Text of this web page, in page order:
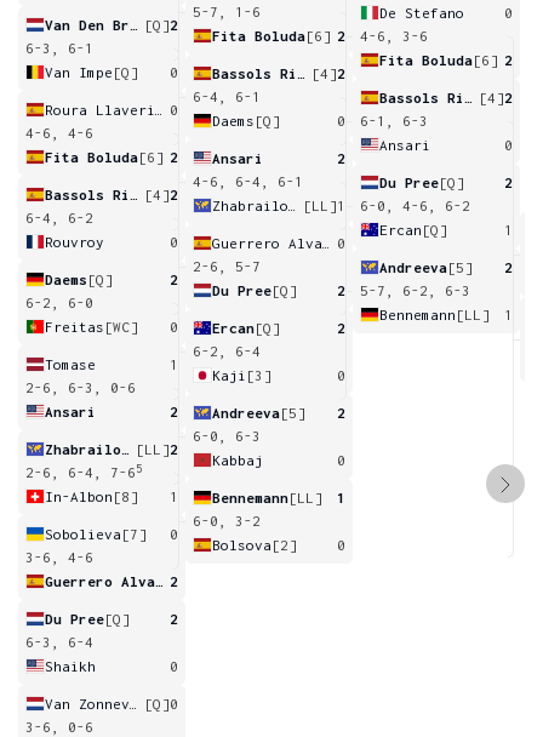
[Q]2
6-3, 6-1
Van Impe [Q] 0
0
4-6, 4-6
Fita Boluda[6] 2
[4]2
6-4, 6-2
Rouvroy
0
Daems [Q]
2
6-2, 6-0
Freitas [WC] 0
Tomase
1
2-6, 6-3, 0-6
Ansari
2
[LL]2
2-6, 6-4, 7-6 5
In-Albon [8] 1
Sobolieva [7]
0
3-6, 4-6
2
Du Pree[Q]
2
6-3, 6-4
Shaikh
0
[Q]0
3-6, 0-6
5-7, 1-6
Fita Boluda[6] 2
[4]2
6-4, 6-1
Daems [Q] 0
Ansari
2
4-6, 6-4, 6-1
[LL]1
0
2-6, 5-7
Du Pree[Q] 2
Ercan[Q]
2
6-2, 6-4
Kaji [3] 0
Andreeva[5]
2
6-0, 6-3
Kabbaj
0
Bennemann[LL]
1
6-0, 3-2
Bolsova [2] 0
De Stefano
0
4-6, 3-6
Fita Boluda[6] 2
[4]2
6-1, 6-3
Ansari
0
Du Pree[Q]
2
6-0, 4-6, 6-2
Ercan [Q] 1
Andreeva[5]
2
5-7, 6-2, 6-3
Bennemann [LL] 1